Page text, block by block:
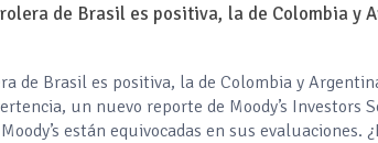
de Brasil es positiva, la de Colombia y
de Brasil es positiva, la de Colombia y
un nuevo reporte de Moody’s Investors
están equivocadas en sus evaluaciones.